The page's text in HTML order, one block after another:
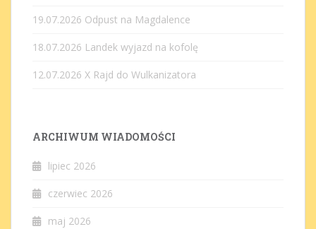
19.07.2026 Odpust na Magdalence
18.07.2026 Landek wyjazd na kofolę
12.07.2026 X Rajd do Wulkanizatora
ARCHIWUM WIADOMOŚCI
lipiec 2026
czerwiec 2026
maj 2026